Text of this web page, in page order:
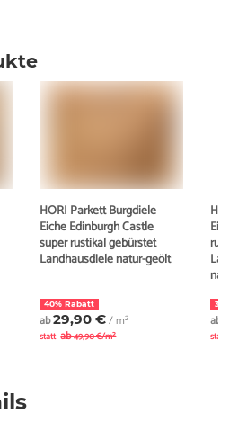
HORI Parkett Burgdiele
Eiche Edinburgh Castle
super rustikal gebürstet
Landhausdiele natur-geölt
40% Rabatt
ab29,90 €/ m²
statt ab49,90 €/m²
34%
ab
statt